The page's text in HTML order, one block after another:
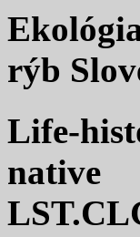
rýb
Life-
native